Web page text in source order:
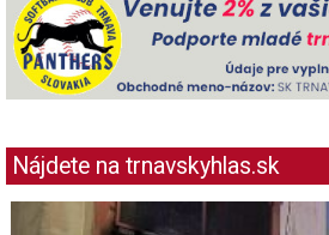
Nájdete na trnavskyhlas.sk